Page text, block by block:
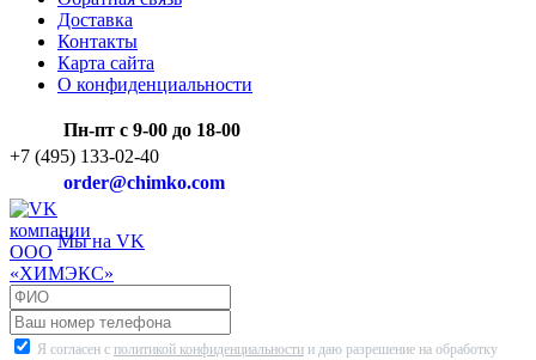
Доставка
Контакты
Карта сайта
О конфиденциальности
Пн-пт с 9-00 до 18-00
+7 (495) 133-02-40
order@chimko.com
Мы на VK
Я согласен с политикой конфиденциальности и даю разрешение на обработку